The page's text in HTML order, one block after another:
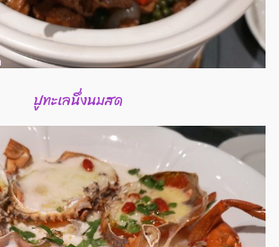
ปูทะเลนึ่งนมสด